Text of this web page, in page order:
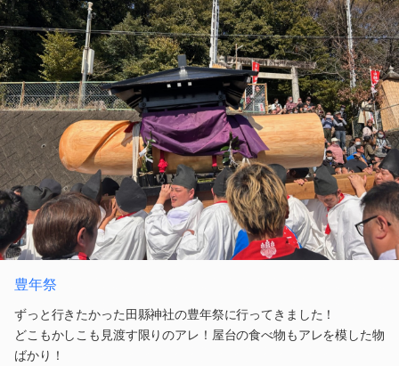
豊年祭
ずっと行きたかった田縣神社の豊年祭に行ってきました！
どこもかしこも見渡す限りのアレ！屋台の食べ物もアレを模した物
ばかり！